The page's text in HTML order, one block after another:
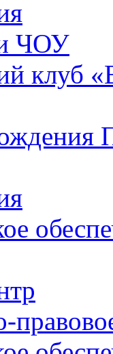
ЧОУ
клуб